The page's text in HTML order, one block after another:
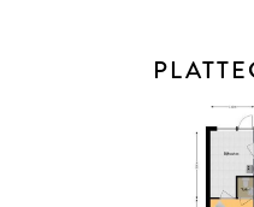
* De koopovereenkomst
recente model dat is
Consumentenbond en
met enkele aanvullende